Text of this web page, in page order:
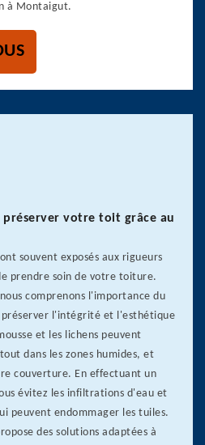
à Montaigut.
votre toit grâce au
souvent exposés aux rigueurs
prendre soin de votre toiture.
comprenons l'importance du
préserver l'intégrité et l'esthétique
et les lichens peuvent
dans les zones humides, et
couverture. En effectuant un
évitez les infiltrations d'eau et
peuvent endommager les tuiles.
des solutions adaptées à